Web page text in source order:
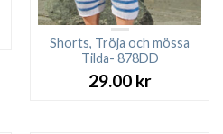
Shorts, Tröja och mössa
Tilda- 878DD
29.00 kr